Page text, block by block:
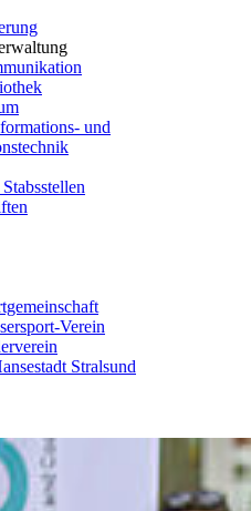
und
Verein
Stralsund